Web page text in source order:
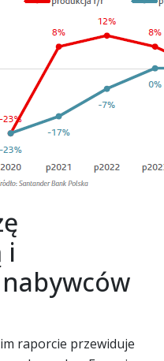
i
raporcie przewiduje